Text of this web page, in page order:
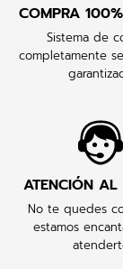
COMPRA
Sistema de
completamente
ATENCIÓN AL
No te quedes
estamos